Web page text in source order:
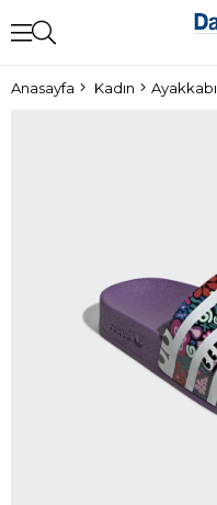
Anasayfa Kadın Ayakkabı